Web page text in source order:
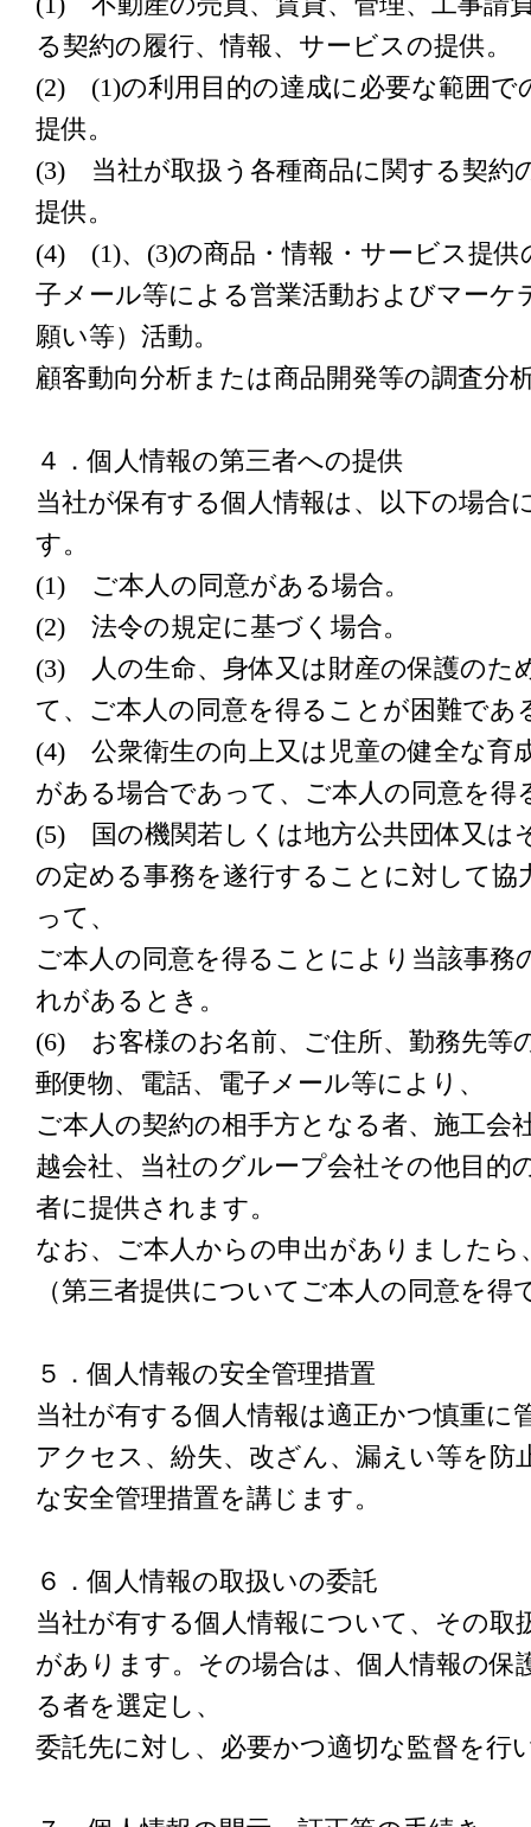
(1) 不動産の売買、賃貸、管理、工事請
る契約の履行、情報、サービスの提供。
(2) (1)の利用目的の達成に必要な範囲で
提供。
(3) 当社が取扱う各種商品に関する契約
提供。
(4) (1)、(3)の商品・情報・サービス提供
子メール等による営業活動およびマー
願い等）活動。
顧客動向分析または商品開発等の調査分
４．個人情報の第三者への提供
当社が保有する個人情報は、以下の場合
す。
(1) ご本人の同意がある場合。
(2) 法令の規定に基づく場合。
(3) 人の生命、身体又は財産の保護のた
て、ご本人の同意を得ることが困難であ
(4) 公衆衛生の向上又は児童の健全な育
がある場合であって、ご本人の同意を
(5) 国の機関若しくは地方公共団体又は
の定める事務を遂行することに対して協
って、
ご本人の同意を得ることにより当該事務
れがあるとき。
(6) お客様のお名前、ご住所、勤務先等
郵便物、電話、電子メール等により、
ご本人の契約の相手方となる者、施工会
越会社、当社のグループ会社その他目的
者に提供されます。
なお、ご本人からの申出がありました
（第三者提供についてご本人の同意を
５．個人情報の安全管理措置
当社が有する個人情報は適正かつ慎重に
アクセス、紛失、改ざん、漏えい等を防
な安全管理措置を講じます。
６．個人情報の取扱いの委託
当社が有する個人情報について、その取
があります。その場合は、個人情報の保
る者を選定し、
委託先に対し、必要かつ適切な監督を行